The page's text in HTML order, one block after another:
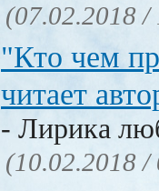
(07.02.2018 /
"Кто чем
читает
- Лирика
(10.02.2018 /